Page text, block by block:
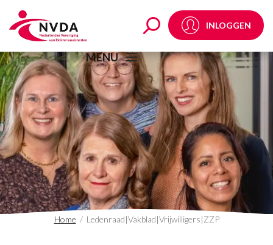
INLOGGEN
MENU
Home / Ledenraad|Vakblad|Vrijwilligers|ZZP